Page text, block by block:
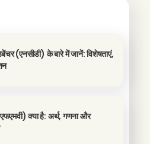
(एनसीडी) के बारे में जानें: विशेषताएं,
क्या है: अर्थ, गणना और